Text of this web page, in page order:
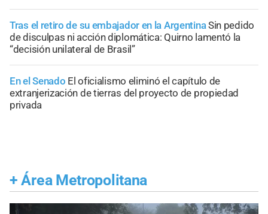
Tras el retiro de su embajador en la ArgentinaSin pedido
de disculpas ni acción diplomática: Quirno lamentó la
“decisión unilateral de Brasil”
En el Senado El oficialismo eliminó el capítulo de
extranjerización de tierras del proyecto de propiedad
privada
+ Área Metropolitana